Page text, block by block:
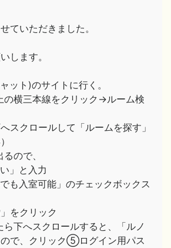
ていただきました。
します。
ト)のサイトに行く。
横三本線をクリック→ルーム検
スクロールして「ルームを探す」
ので、
」と入力
も入室可能」のチェックボックス
をクリック
下へスクロールすると、「ルノ
で、クリック⑤ログイン用パス